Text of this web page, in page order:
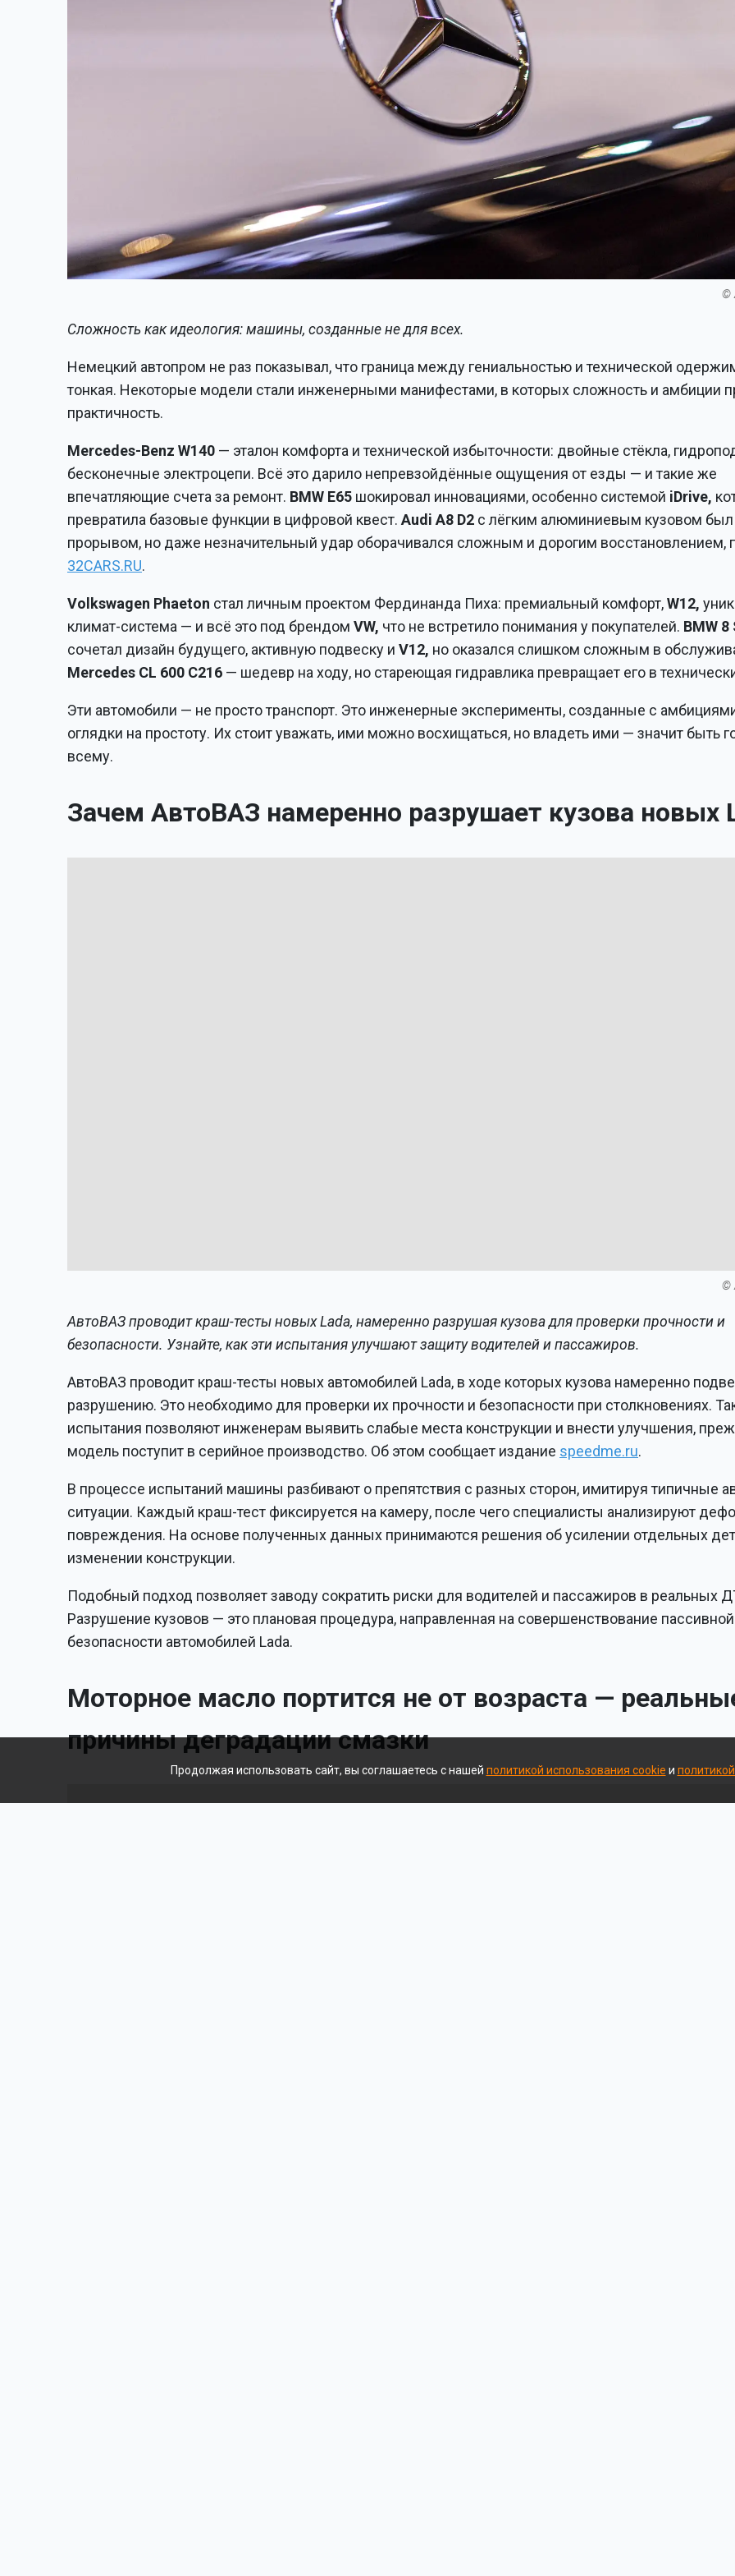
©
Сложность как идеология: машины, созданные не для всех.
Немецкий автопром не раз показывал, что граница между гениальностью и технической
тонкая. Некоторые модели стали инженерными манифестами, в которых сложность и амбиции
практичность.
Mercedes-Benz W140 — эталон комфорта и технической избыточности: двойные стёкла,
бесконечные электроцепи. Всё это дарило непревзойдённые ощущения от езды — и такие же
впечатляющие счета за ремонт. BMW E65 шокировал инновациями, особенно системой iDrive,
превратила базовые функции в цифровой квест. Audi A8 D2 с лёгким алюминиевым кузовом был
прорывом, но даже незначительный удар оборачивался сложным и дорогим восстановлением,
32CARS.RU.
Volkswagen Phaeton стал личным проектом Фердинанда Пиха: премиальный комфорт,W12,
климат-система — и всё это под брендом VW, что не встретило понимания у покупателей. BMW 8
сочетал дизайн будущего, активную подвеску и V12, но оказался слишком сложным в
Mercedes CL 600 C216 — шедевр на ходу, но стареющая гидравлика превращает его в
Эти автомобили — не просто транспорт. Это инженерные эксперименты, созданные с
оглядки на простоту. Их стоит уважать, ими можно восхищаться, но владеть ими — значит быть
всему.
Зачем АвтоВАЗ намеренно разрушает кузова новых
©
АвтоВАЗ проводит краш-тесты новых Lada, намеренно разрушая кузова для проверки прочности и
безопасности. Узнайте, как эти испытания улучшают защиту водителей и пассажиров.
АвтоВАЗ проводит краш-тесты новых автомобилей Lada, в ходе которых кузова намеренно
разрушению. Это необходимо для проверки их прочности и безопасности при столкновениях.
испытания позволяют инженерам выявить слабые места конструкции и внести улучшения,
модель поступит в серийное производство. Об этом сообщает издание speedme.ru.
В процессе испытаний машины разбивают о препятствия с разных сторон, имитируя типичные
ситуации. Каждый краш-тест фиксируется на камеру, после чего специалисты анализируют
повреждения. На основе полученных данных принимаются решения об усилении отдельных
изменении конструкции.
Подобный подход позволяет заводу сократить риски для водителей и пассажиров в реальных
Разрушение кузовов — это плановая процедура, направленная на совершенствование пассивной
безопасности автомобилей Lada.
Моторное масло портится не от возраста —
причины деградации смазки
Продолжая использовать сайт, вы соглашаетесь с нашей политикой использования cookie и